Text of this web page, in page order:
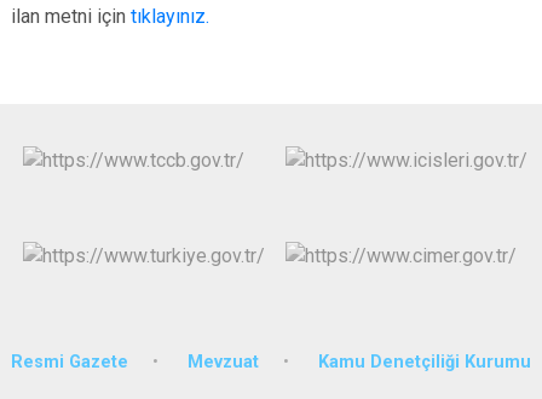
Hafik
ilan metni için tıklayınız.
Resmi Gazete Mevzuat Kamu Denetçiliği Kurumu